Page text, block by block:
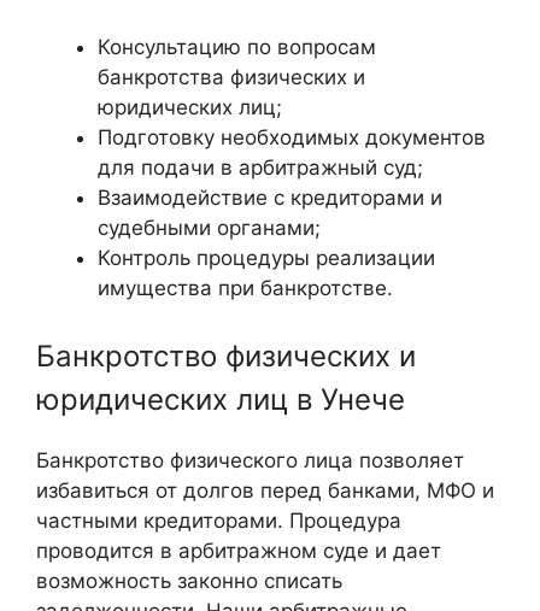
Консультацию по вопросам
банкротства физических и
юридических лиц;
Подготовку необходимых документов
для подачи в арбитражный суд;
Взаимодействие с кредиторами и
судебными органами;
Контроль процедуры реализации
имущества при банкротстве.
Банкротство физических и
юридических лиц в Унече
Банкротство физического лица позволяет
избавиться от долгов перед банками, МФО и
частными кредиторами. Процедура
проводится в арбитражном суде и дает
возможность законно списать